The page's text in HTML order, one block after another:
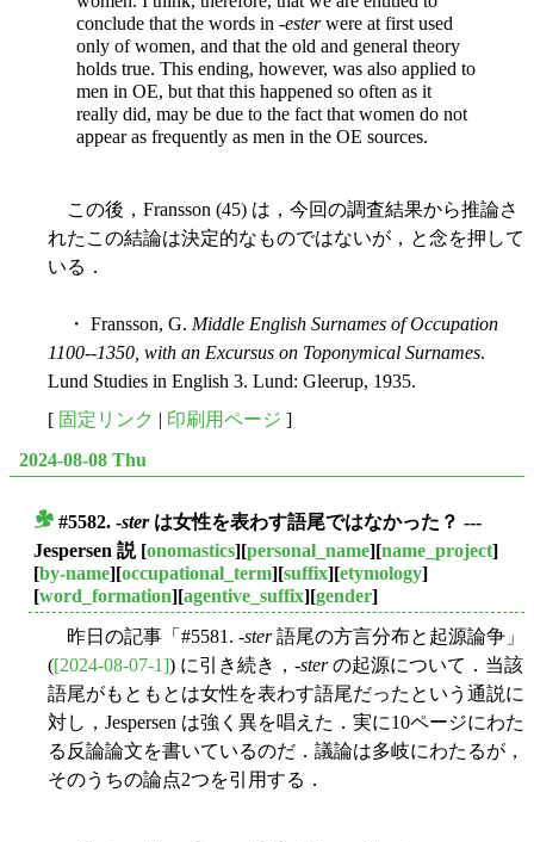
conclude that the words in -esterwere at first used
only of women, and that the old and general theory
holds true. This ending, however, was also applied to
men in OE, but that this happened so often as it
really did, may be due to the fact that women do not
appear as frequently as men in the OE sources.
この後，Fransson (45) は，今回の調査結果から推論さ
れたこの結論は決定的なものではないが，と念を押して
いる．
・ Fransson, G. Middle English Surnames of Occupation
1100--1350, with an Excursus on Toponymical Surnames.
Lund Studies in English 3. Lund: Gleerup, 1935.
[ 固定リンク | 印刷用ページ ]
2024-08-08 Thu
#5582. -sterは女性を表わす語尾ではなかった？ ---
Jespersen 説[onomastics][personal_name][name_project]
[by-name][occupational_term][suffix][etymology]
[word_formation][agentive_suffix][gender]
昨日の記事「#5581. -ster語尾の方言分布と起源論争」
([2024-08-07-1]) に引き続き，-sterの起源について．当該
語尾がもともとは女性を表わす語尾だったという通説に
対し，Jespersen は強く異を唱えた．実に10ページにわた
る反論論文を書いているのだ．議論は多岐にわたるが，
そのうちの論点2つを引用する．